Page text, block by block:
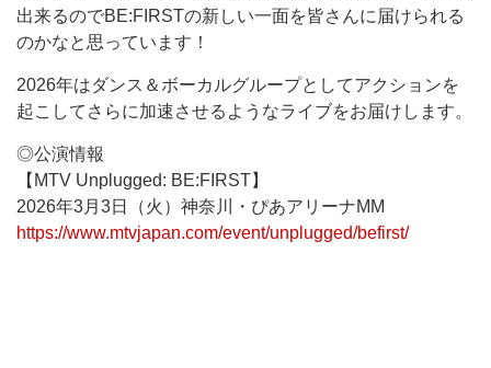
出来るのでBE:FIRSTの新しい一面を皆さんに届けられる
のかなと思っています！
2026年はダンス＆ボーカルグループとしてアクションを
起こしてさらに加速させるようなライブをお届けします。
◎公演情報
【MTV Unplugged: BE:FIRST】
2026年3月3日（火）神奈川・ぴあアリーナMM
https://www.mtvjapan.com/event/unplugged/befirst/